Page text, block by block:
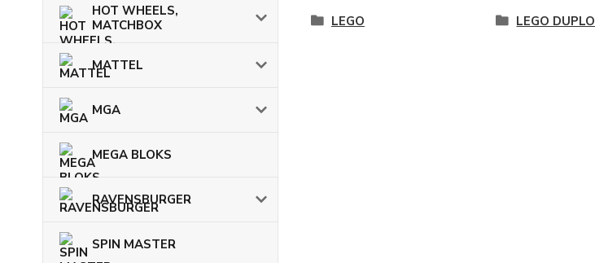
HOT WHEELS,
MATCHBOX
MATTEL
MGA
MEGA BLOKS
RAVENSBURGER
SPIN MASTER
LEGO LEGO DUPLO